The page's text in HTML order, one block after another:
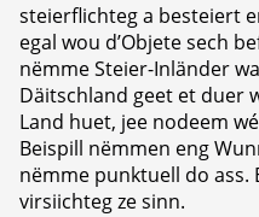
steierflichteg a besteiert
egal wou d’Objete sech
nëmme Steier-Inländer
Däitschland geet et duer
Land huet, jee nodeem
Beispill nëmmen eng
nëmme punktuell do ass.
virsiichteg ze sinn.